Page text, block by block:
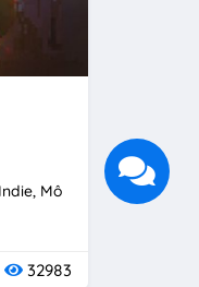
Indie Mô
32983